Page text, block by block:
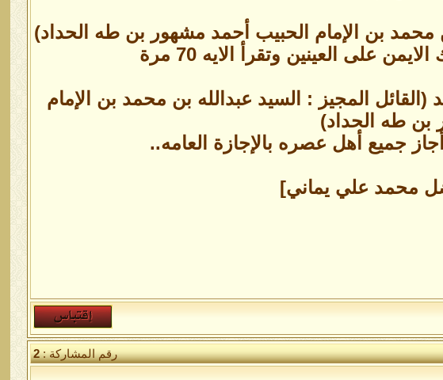
محمد بن الإمام الحبيب أحمد مشهور بن طه الحداد)
العينين وتقرأ الايه 70 مرة
المجيز : السيد عبدالله بن محمد بن الإمام
بن طه الحداد)
جميع أهل عصره بالإجازة العامه..
محمد علي يماني]
رقم المشاركة :2